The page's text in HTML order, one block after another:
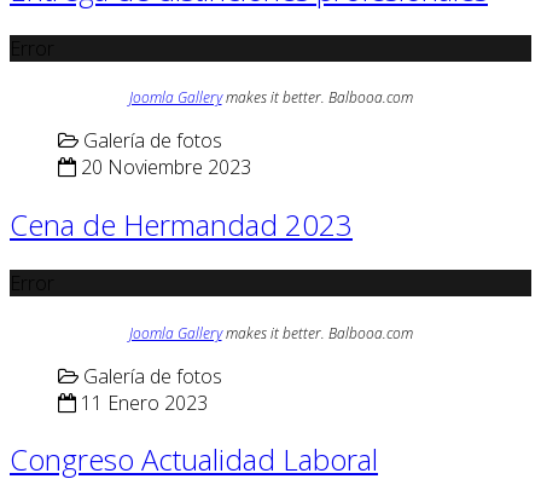
Joomla Gallerymakes it better. Balbooa.com
Galería de fotos
20 Noviembre 2023
Cena de Hermandad 2023
Joomla Gallerymakes it better. Balbooa.com
Galería de fotos
11 Enero 2023
Congreso Actualidad Laboral